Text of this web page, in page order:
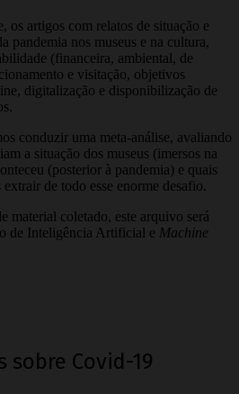
os artigos com relatos de situação e
pandemia nos museus e na cultura,
(financeira, ambiental, de
e visitação, objetivos
digitalização e disponibilização de
conduzir uma meta-análise, avaliando
a situação dos museus (imersos na
(posterior à pandemia) e quais
de todo esse enorme desafio.
material coletado, este arquivo será
de Inteligência Artificial e Machine
sobre Covid-19